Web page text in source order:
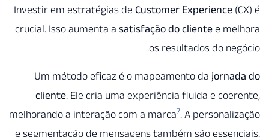
Investir em estratégias deCustomer Experience
crucial. Isso aumenta asatisfação do clientee
os resultados do
Um método eficaz é o mapeamento da
cliente. Ele cria uma experiência fluida e
melhorando a interação com a marca7. A
e segmentação de mensagens também são